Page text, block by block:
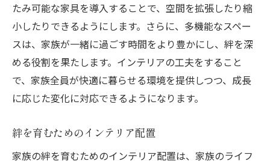
たみ可能な家具を導入することで、空間を拡張したり縮
小したりできるようにします。さらに、多機能なスペー
スは、家族が一緒に過ごす時間をより豊かにし、絆を深
める役割を果たします。インテリアの工夫をすること
で、家族全員が快適に暮らせる環境を提供しつつ、成長
に応じた変化に対応できるようになります。
絆を育むためのインテリア配置
家族の絆を育むためのインテリア配置は、家族のライフ